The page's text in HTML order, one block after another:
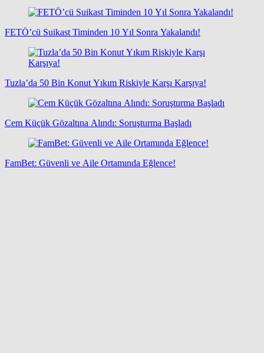
FETÖ’cü Suikast Timinden 10 Yıl Sonra Yakalandı!
Tuzla’da 50 Bin Konut Yıkım Riskiyle Karşı Karşıya!
Cem Küçük Gözaltına Alındı: Soruşturma Başladı
FamBet: Güvenli ve Aile Ortamında Eğlence!